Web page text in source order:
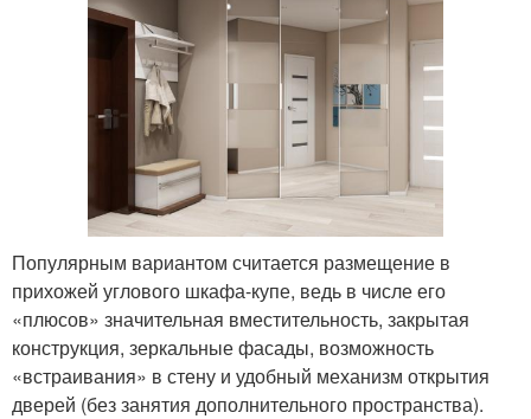
Популярным вариантом считается размещение в
прихожей углового шкафа-купе, ведь в числе его
«плюсов» значительная вместительность, закрытая
конструкция, зеркальные фасады, возможность
«встраивания» в стену и удобный механизм открытия
дверей (без занятия дополнительного пространства).